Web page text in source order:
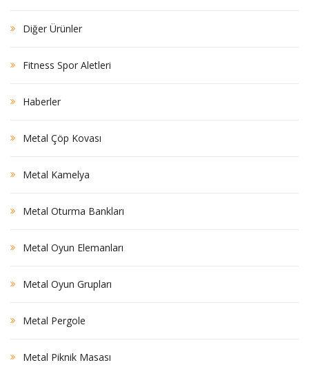
Diğer Ürünler
Fitness Spor Aletleri
Haberler
Metal Çöp Kovası
Metal Kamelya
Metal Oturma Bankları
Metal Oyun Elemanları
Metal Oyun Grupları
Metal Pergole
Metal Piknik Masası